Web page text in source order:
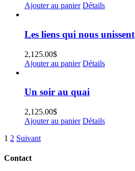
Ajouter au panier Détails
Les liens qui nous unissent
2,125.00$
Ajouter au panier Détails
Un soir au quai
2,125.00$
Ajouter au panier Détails
1 2 Suivant
Contact